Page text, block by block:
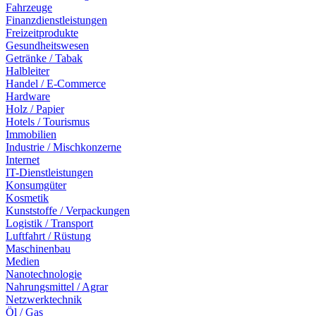
Fahrzeuge
Finanzdienstleistungen
Freizeitprodukte
Gesundheitswesen
Getränke / Tabak
Halbleiter
Handel / E-Commerce
Hardware
Holz / Papier
Hotels / Tourismus
Immobilien
Industrie / Mischkonzerne
Internet
IT-Dienstleistungen
Konsumgüter
Kosmetik
Kunststoffe / Verpackungen
Logistik / Transport
Luftfahrt / Rüstung
Maschinenbau
Medien
Nanotechnologie
Nahrungsmittel / Agrar
Netzwerktechnik
Öl / Gas